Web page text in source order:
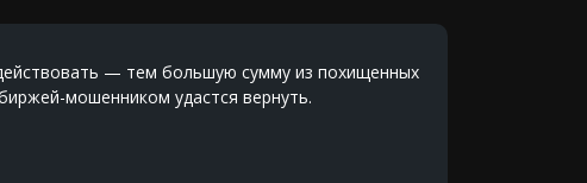
— тем большую сумму из похищенных
мошенником удастся вернуть.